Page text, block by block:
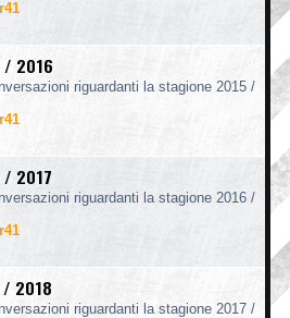
/ 2016
riguardanti la stagione 2015 /
/ 2017
riguardanti la stagione 2016 /
/ 2018
riguardanti la stagione 2017 /